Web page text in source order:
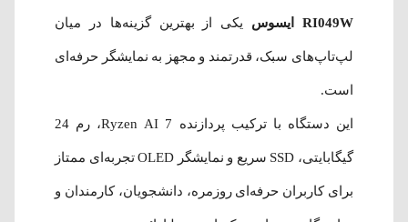
RI049W ایسوس یکی از بهترین گزینه‌ها در میان
لپ‌تاپ‌های سبک، قدرتمند و مجهز به نمایشگر حرفه‌ای
است.
این دستگاه با ترکیب پردازنده Ryzen AI 7، رم 24
گیگابایتی، SSD سریع و نمایشگر OLED تجربه‌ای ممتاز
برای کاربران حرفه‌ای روزمره، دانشجویان، کارمندان و